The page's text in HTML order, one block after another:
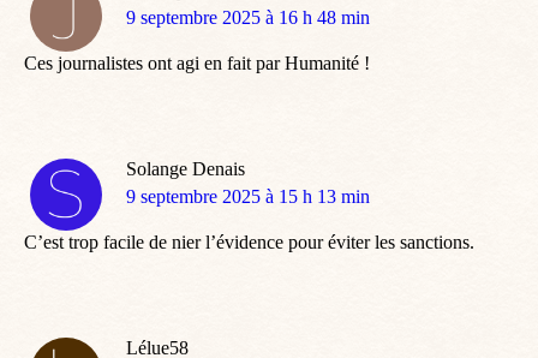
dit
9 septembre 2025 à 16 h 48 min
Ces journalistes ont agi en fait par Humanité !
Solange Denais
dit
9 septembre 2025 à 15 h 13 min
C’est trop facile de nier l’évidence pour éviter les sanctions.
Lélue58